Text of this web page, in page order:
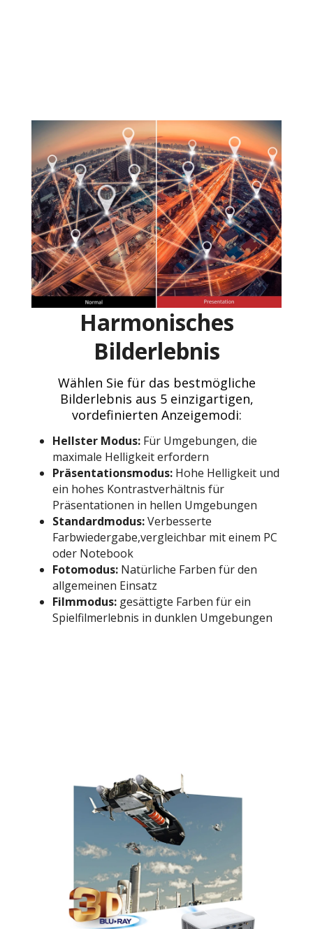
Harmonisches
Bilderlebnis
Wählen Sie für das bestmögliche
Bilderlebnis aus 5 einzigartigen,
vordefinierten Anzeigemodi:
Hellster Modus: Für Umgebungen, die
maximale Helligkeit erfordern
Präsentationsmodus: Hohe Helligkeit und
ein hohes Kontrastverhältnis für
Präsentationen in hellen Umgebungen
Standardmodus:Verbesserte
Farbwiedergabe,vergleichbar mit einem PC
oder Notebook
Fotomodus: Natürliche Farben für den
allgemeinen Einsatz
Filmmodus: gesättigte Farben für ein
Spielfilmerlebnis in dunklen Umgebungen